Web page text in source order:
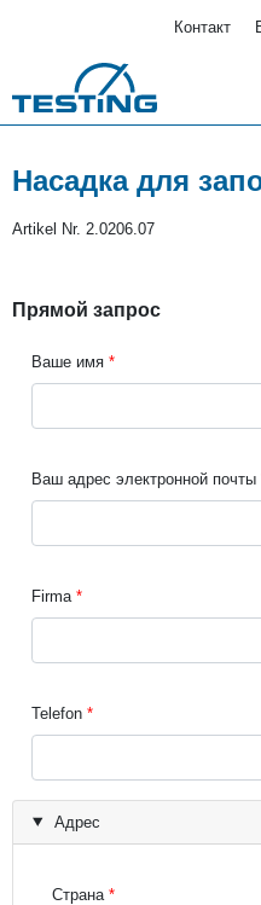
Контакт
Насадка для
Artikel Nr. 2.0206.07
Прямой запрос
Ваше имя
Ваш адрес электронной почты
Firma
Telefon
Адрес
Страна